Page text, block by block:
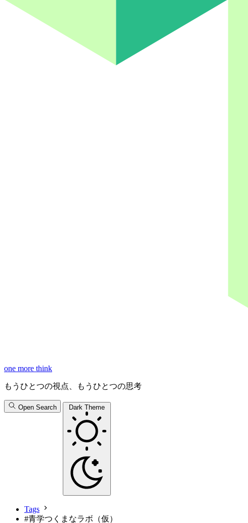
one more think
もうひとつの視点、もうひとつの思考
Open Search Dark Theme
Tags
#青学つくまなラボ（仮）